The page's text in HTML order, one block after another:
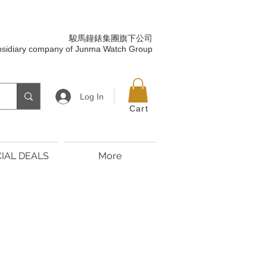
駿馬鐘錶集團旗下公司
company of Junma Watch Group
Log In
Cart
DEALS More